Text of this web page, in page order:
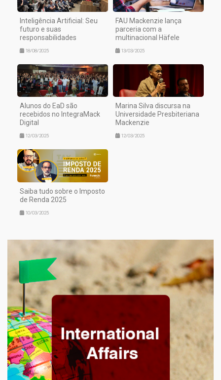
Inteligência Artificial: Seu
futuro e suas
responsabilidades
18/08/2025
FAU Mackenzie lança
parceria com a
multinacional Häfele
13/03/2025
Alunos do EaD são
recebidos no IntegraMack
Digital
12/03/2025
Marina Silva discursa na
Universidade Presbiteriana
Mackenzie
12/03/2025
Saiba tudo sobre o Imposto
de Renda 2025
10/03/2025